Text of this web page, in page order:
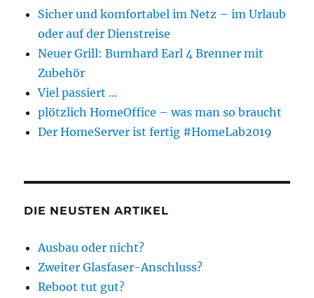
Sicher und komfortabel im Netz – im Urlaub
oder auf der Dienstreise
Neuer Grill: Burnhard Earl 4 Brenner mit
Zubehör
Viel passiert …
plötzlich HomeOffice – was man so braucht
Der HomeServer ist fertig #HomeLab2019
DIE NEUSTEN ARTIKEL
Ausbau oder nicht?
Zweiter Glasfaser-Anschluss?
Reboot tut gut?